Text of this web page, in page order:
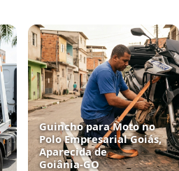
Guincho para Moto no
Polo Empresarial Goiás,
Aparecida de
Goiânia‑GO